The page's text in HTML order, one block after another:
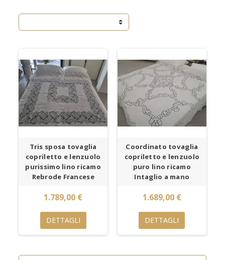
Tris sposa tovaglia
copriletto e lenzuolo
purissimo lino ricamo
Rebrode Francese
1.789,00 €
DETTAGLI
Coordinato tovaglia
copriletto e lenzuolo
puro lino ricamo
Intaglio a mano
1.689,00 €
DETTAGLI